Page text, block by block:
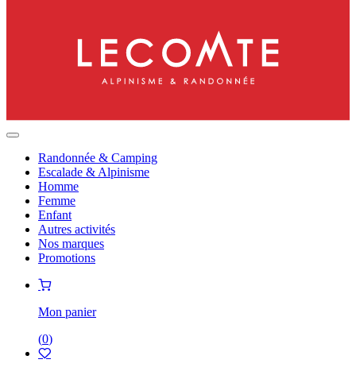
Randonnée & Camping
Escalade & Alpinisme
Homme
Femme
Enfant
Autres activités
Nos marques
Promotions
Mon panier
(0)